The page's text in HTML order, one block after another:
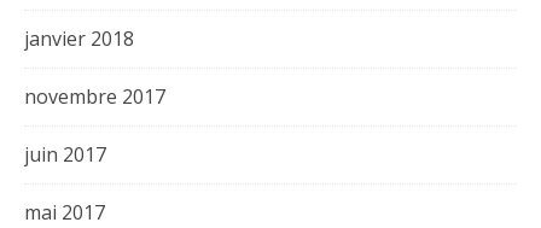
janvier 2018
novembre 2017
juin 2017
mai 2017